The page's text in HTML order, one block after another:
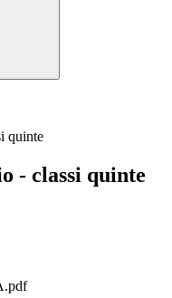
quinte
- classi quinte